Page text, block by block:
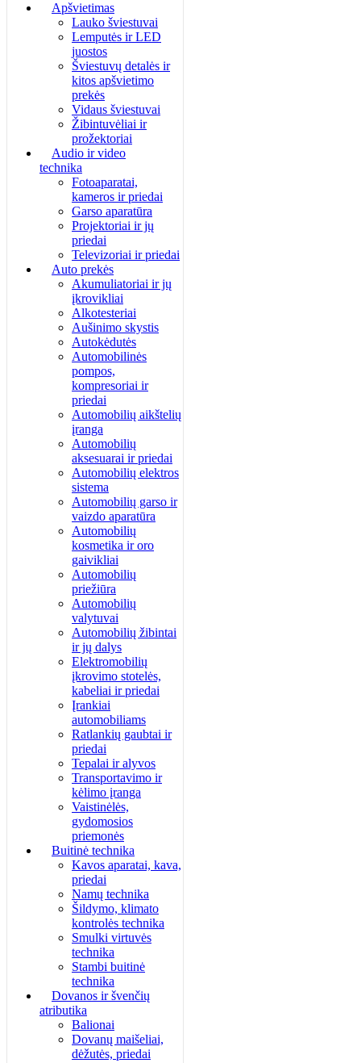
Apšvietimas
Lauko šviestuvai
Lemputės ir LED
juostos
Šviestuvų detalės ir
kitos apšvietimo
prekės
Vidaus šviestuvai
Žibintuvėliai ir
prožektoriai
Audio ir video
technika
Fotoaparatai,
kameros ir priedai
Garso aparatūra
Projektoriai ir jų
priedai
Televizoriai ir priedai
Auto prekės
Akumuliatoriai ir jų
įkrovikliai
Alkotesteriai
Aušinimo skystis
Autokėdutės
Automobilinės
pompos,
kompresoriai ir
priedai
Automobilių aikštelių
įranga
Automobilių
aksesuarai ir priedai
Automobilių elektros
sistema
Automobilių garso ir
vaizdo aparatūra
Automobilių
kosmetika ir oro
gaivikliai
Automobilių
priežiūra
Automobilių
valytuvai
Automobilių žibintai
ir jų dalys
Elektromobilių
įkrovimo stotelės,
kabeliai ir priedai
Įrankiai
automobiliams
Ratlankių gaubtai ir
priedai
Tepalai ir alyvos
Transportavimo ir
kėlimo įranga
Vaistinėlės,
gydomosios
priemonės
Buitinė technika
Kavos aparatai, kava,
priedai
Namų technika
Šildymo, klimato
kontrolės technika
Smulki virtuvės
technika
Stambi buitinė
technika
Dovanos ir švenčių
atributika
Balionai
Dovanų maišeliai,
dėžutės, priedai